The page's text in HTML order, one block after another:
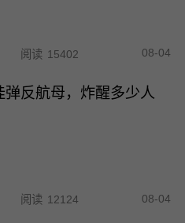
阅读 15402 08-04
弹反航母，炸醒多少人
阅读 12124 08-04